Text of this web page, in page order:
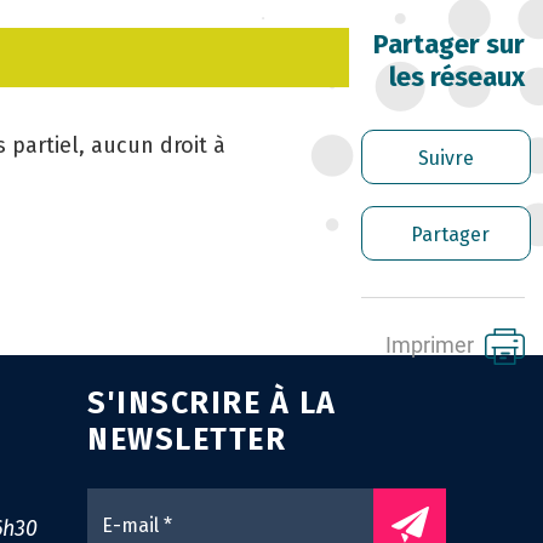
ET PRÉVENTION DES RISQUES
UTILES
partiel, aucun droit à
Partager sur
les réseaux
Suivre
Partager
Imprimer
S'INSCRIRE À LA
NEWSLETTER